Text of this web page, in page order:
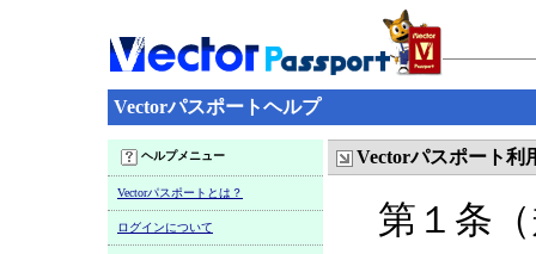
Vectorパスポートヘルプ
ヘルプメニュー
Vectorパスポートとは？
ログインについて
Vectorパスポート利
第１条